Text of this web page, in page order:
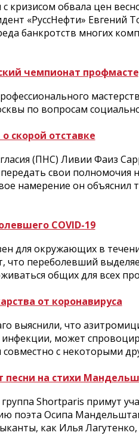
кризисом обвала цен
«РуссНефти» Евгений
банкротств многих
чемпионат
по вопросам
скорой отставке
(ПНС) Ливии Фаиз
свои полномочия
намерение он объяснил
COVID-19
для окружающих в
что переболевший
общих для всех
от коронавируса
выяснили, что
может
с некоторыми
песни на стихи
Shortparis примут
поэта Осипа
как Илья